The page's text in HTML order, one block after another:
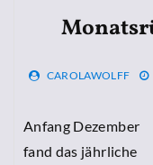
CAROLAWOLFF
Anfang Dezember
fand das jährliche